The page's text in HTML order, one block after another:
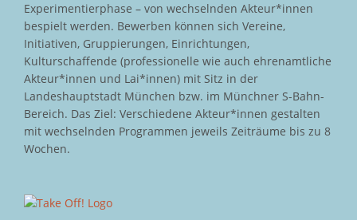
Experimentierphase – von wechselnden Akteur*innen
bespielt werden. Bewerben können sich Vereine,
Initiativen, Gruppierungen, Einrichtungen,
Kulturschaffende (professionelle wie auch ehrenamtliche
Akteur*innen und Lai*innen) mit Sitz in der
Landeshauptstadt München bzw. im Münchner S-Bahn-
Bereich. Das Ziel: Verschiedene Akteur*innen gestalten
mit wechselnden Programmen jeweils Zeiträume bis zu 8
Wochen.